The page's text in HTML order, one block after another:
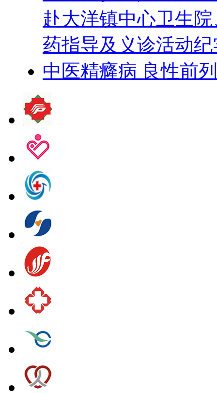
赴大洋镇中心卫生
药指导及义诊活动纪
中医精癃病 良性前